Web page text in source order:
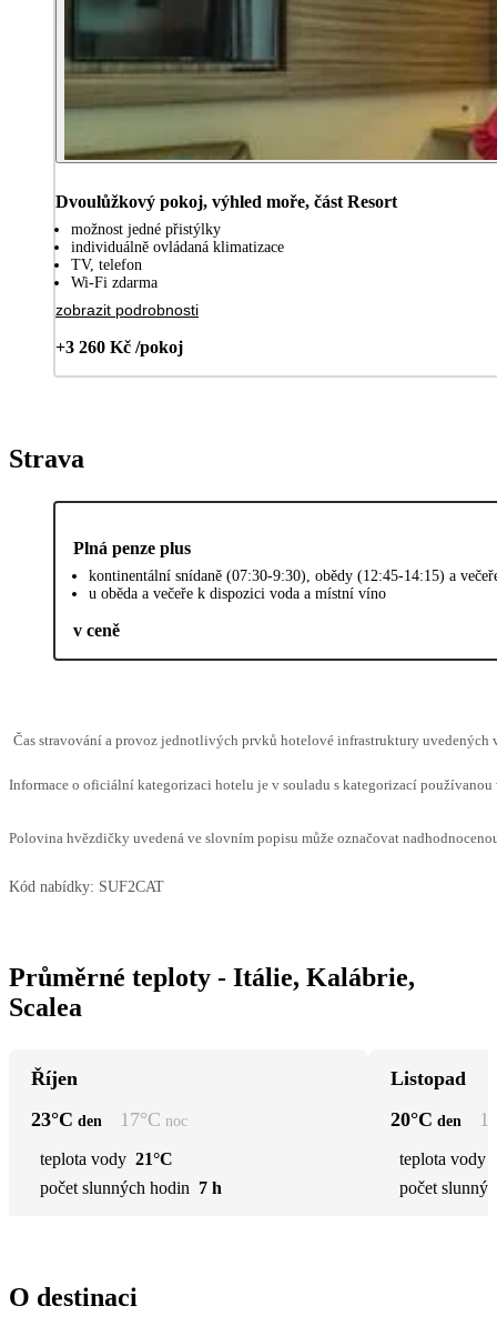
Dvoulůžkový pokoj, výhled moře, část Resort
možnost jedné přistýlky
individuálně ovládaná klimatizace
TV, telefon
Wi-Fi zdarma
zobrazit podrobnosti
+3 260 Kč /pokoj
Strava
Plná penze plus
kontinentální snídaně (07:30-9:30), obědy (12:45-14:15) a
u oběda a večeře k dispozici voda a místní víno
v ceně
Čas stravování a provoz jednotlivých prvků hotelové infrastruktury uvedených
Informace o oficiální kategorizaci hotelu je v souladu s kategorizací
Polovina hvězdičky uvedená ve slovním popisu může označovat
Kód nabídky: SUF2CAT
Průměrné teploty - Itálie, Kalábrie,
Scalea
Říjen
23°C den 17°C noc
teplota vody 21°C
počet slunných hodin 7 h
Listopad
20°C den
teplota vody
počet
O destinaci